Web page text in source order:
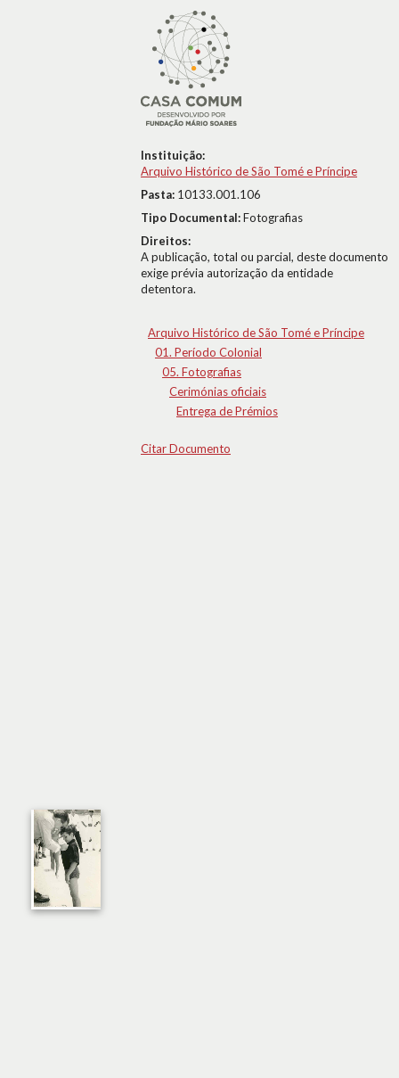
Instituição:
Arquivo Histórico de São Tomé e Príncipe
Pasta: 10133.001.106
Tipo Documental:Fotografias
Direitos:
A publicação, total ou parcial, deste documento
exige prévia autorização da entidade
detentora.
Arquivo Histórico de São Tomé e Príncipe
01. Período Colonial
05. Fotografias
Cerimónias oficiais
Entrega de Prémios
Citar Documento